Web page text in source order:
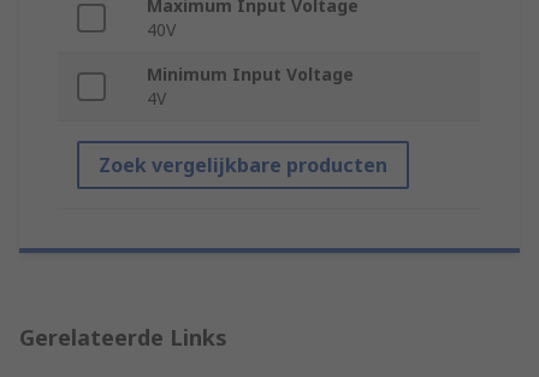
Maximum Input Voltage
40V
Minimum Input Voltage
4V
Zoek vergelijkbare producten
Gerelateerde Links